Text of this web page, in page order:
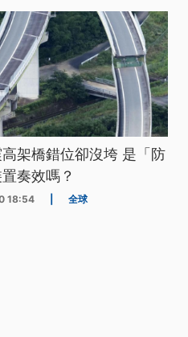
架橋錯位卻沒垮 是「防
奏效嗎？
18:54 全球